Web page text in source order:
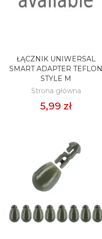
DODAJ DO KOSZYKA
ŁĄCZNIK UNIWERSAL
SMART ADAPTER TEFLON
STYLE M
Strona główna
5,99 zł